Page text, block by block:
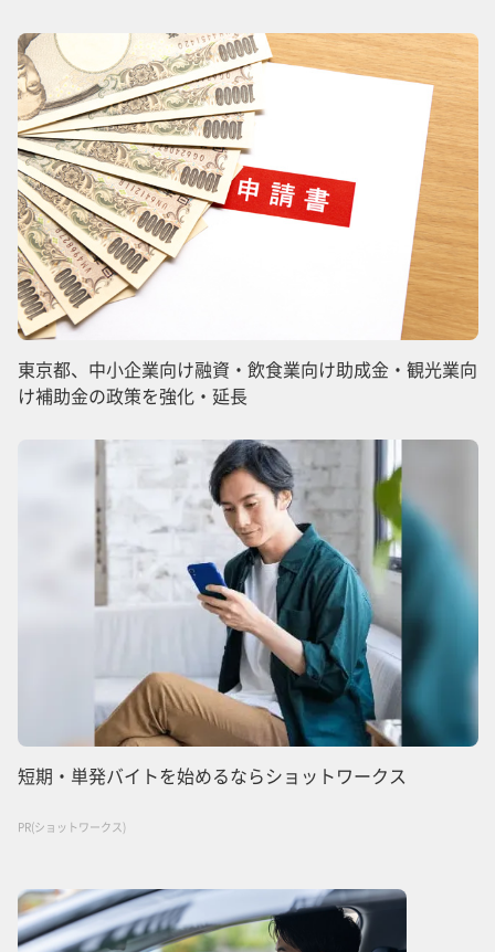
東京都、中小企業向け融資・飲食業向け助成金・観光業向
け補助金の政策を強化・延長
短期・単発バイトを始めるならショットワークス
PR(ショットワークス)